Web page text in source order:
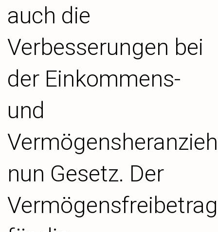
auch die
Verbesserungen bei
der Einkommens-
und
nun Gesetz. Der
Vermögensfreibetrag